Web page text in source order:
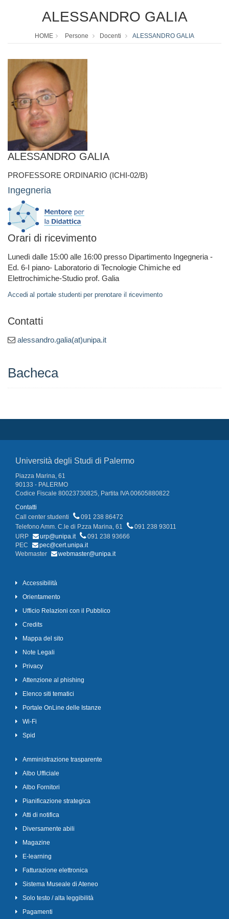
ALESSANDRO GALIA
HOME Persone Docenti ALESSANDRO GALIA
ALESSANDRO GALIA
PROFESSORE ORDINARIO (ICHI-02/B)
Ingegneria
Orari di ricevimento
Lunedì dalle 15:00 alle 16:00 presso Dipartimento Ingegneria -
Ed. 6-I piano- Laboratorio di Tecnologie Chimiche ed
Elettrochimiche-Studio prof. Galia
Accedi al portale studenti per prenotare il ricevimento
Contatti
alessandro.galia(at)unipa.it
Bacheca
Università degli Studi di Palermo
Piazza Marina, 61
90133 - PALERMO
Codice Fiscale 80023730825, Partita IVA 00605880822
Contatti
Call center studenti
091 238 86472
Telefono Amm. C.le di P.zza Marina, 61
091 238 93011
URP
urp@unipa.it
091 238 93666
PEC
pec@cert.unipa.it
Webmaster
webmaster@unipa.it
Accessibilità
Orientamento
Ufficio Relazioni con il Pubblico
Credits
Mappa del sito
Note Legali
Privacy
Attenzione al phishing
Elenco siti tematici
Portale OnLine delle Istanze
Wi-Fi
Spid
Amministrazione trasparente
Albo Ufficiale
Albo Fornitori
Pianificazione strategica
Atti di notifica
Diversamente abili
Magazine
E-learning
Fatturazione elettronica
Sistema Museale di Ateneo
Solo testo / alta leggibilità
Pagamenti